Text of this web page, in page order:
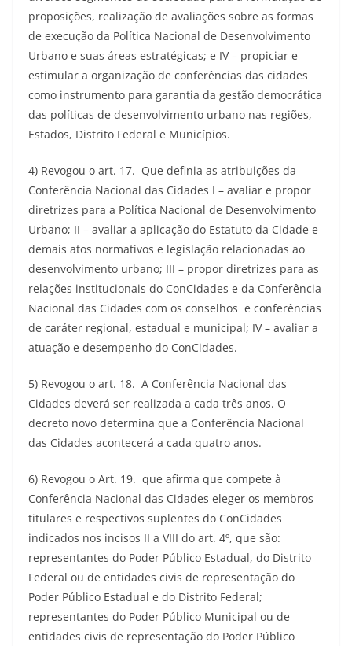
proposições, realização de avaliações sobre as formas
de execução da Política Nacional de Desenvolvimento
Urbano e suas áreas estratégicas; e IV – propiciar e
estimular a organização de conferências das cidades
como instrumento para garantia da gestão democrática
das políticas de desenvolvimento urbano nas regiões,
Estados, Distrito Federal e Municípios.
4) Revogou o art. 17. Que definia as atribuições da
Conferência Nacional das Cidades I – avaliar e propor
diretrizes para a Política Nacional de Desenvolvimento
Urbano; II – avaliar a aplicação do Estatuto da Cidade e
demais atos normativos e legislação relacionadas ao
desenvolvimento urbano; III – propor diretrizes para as
relações institucionais do ConCidades e da Conferência
Nacional das Cidades com os conselhos e conferências
de caráter regional, estadual e municipal; IV – avaliar a
atuação e desempenho do ConCidades.
5) Revogou o art. 18. A Conferência Nacional das
Cidades deverá ser realizada a cada três anos. O
decreto novo determina que a Conferência Nacional
das Cidades acontecerá a cada quatro anos.
6) Revogou o Art. 19. que afirma que compete à
Conferência Nacional das Cidades eleger os membros
titulares e respectivos suplentes do ConCidades
indicados nos incisos II a VIII do art. 4º, que são:
representantes do Poder Público Estadual, do Distrito
Federal ou de entidades civis de representação do
Poder Público Estadual e do Distrito Federal;
representantes do Poder Público Municipal ou de
entidades civis de representação do Poder Público